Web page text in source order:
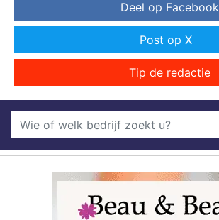
Deel op Facebook
Post op X
Tip de redactie